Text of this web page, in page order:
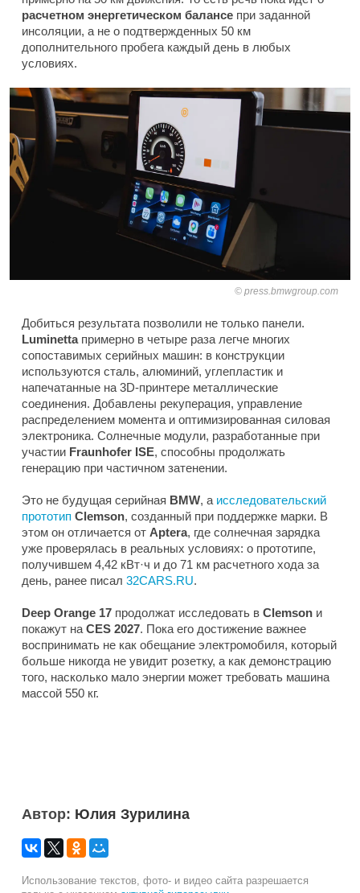
расчетном энергетическом балансе при заданной
инсоляции, а не о подтвержденных 50 км
дополнительного пробега каждый день в любых
условиях.
press.bmwgroup.com
Добиться результата позволили не только панели.
Luminettaпримерно в четыре раза легче многих
сопоставимых серийных машин: в конструкции
используются сталь, алюминий, углепластик и
напечатанные на 3D-принтере металлические
соединения. Добавлены рекуперация, управление
распределением момента и оптимизированная силовая
электроника. Солнечные модули, разработанные при
участии Fraunhofer ISE, способны продолжать
генерацию при частичном затенении.
Это не будущая серийная BMW, а исследовательский
прототип Clemson, созданный при поддержке марки. В
этом он отличается от Aptera, где солнечная зарядка
уже проверялась в реальных условиях: о прототипе,
получившем 4,42 кВт·ч и до 71 км расчетного хода за
день, ранее писал 32CARS.RU.
Deep Orange 17 продолжат исследовать в Clemson и
покажут на CES 2027. Пока его достижение важнее
воспринимать не как обещание электромобиля, который
больше никогда не увидит розетку, а как демонстрацию
того, насколько мало энергии может требовать машина
массой 550 кг.
Автор: Юлия Зурилина
Использование текстов, фото- и видео сайта разрешается